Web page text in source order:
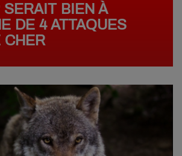
SERAIT BIEN À
DE 4 ATTAQUES
CHER